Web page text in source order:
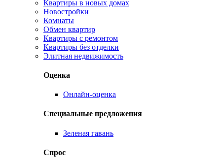
Квартиры в новых домах
Новостройки
Комнаты
Обмен квартир
Квартиры с ремонтом
Квартиры без отделки
Элитная недвижимость
Оценка
Онлайн-оценка
Специальные предложения
Зеленая гавань
Спрос